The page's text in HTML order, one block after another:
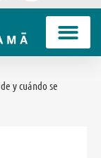
y cuándo se